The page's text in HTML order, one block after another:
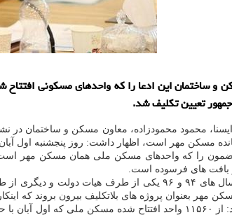
تعیین تكلیف شد.
ایسنا، محمود محمودزاده، معاون مسکن و ساختمان
است، اظهار داشت: روز پنجشنبه اول آبان به دستور رئیس جمهور و با
مهر بعنوان پروژه های بلاتکلیف بیرون بروند که